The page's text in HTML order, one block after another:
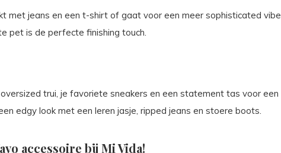
met jeans en een t-shirt of gaat voor een meer sophisticated vibe
pet is de perfecte finishing touch.
trui, je favoriete sneakers en een statement tas voor een
edgy look met een leren jasje, ripped jeans en stoere boots.
accessoire bij Mi Vida!